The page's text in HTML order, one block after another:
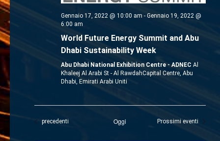
Gennaio 17, 2022 @ 10:00 am - Gennaio 19, 2022 @
6:00 am
World Future Energy Summit and Abu
Dhabi Sustainability Week
Abu Dhabi National Exhibition Centre - ADNEC Al
Khaleej Al Arabi St - Al RawdahCapital Centre, Abu
Dhabi, Emirati Arabi Uniti
Eventi
precedenti Oggi Prossimi eventi